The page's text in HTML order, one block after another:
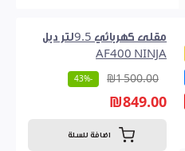
مقلى كهربائي 9.5لتر دبل
AF400 NINJA
₪1 500.00
-43%
₪849.00
اضافة للسلة